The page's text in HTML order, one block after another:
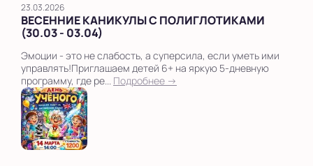
23.03.2026
ВЕСЕННИЕ КАНИКУЛЫ С ПОЛИГЛОТИКАМИ
(30.03 - 03.04)
Эмоции - это не слабость, а суперсила, если уметь ими
управлять!Приглашаем детей 6+ на яркую 5-дневную
программу, где ре... Подробнее →